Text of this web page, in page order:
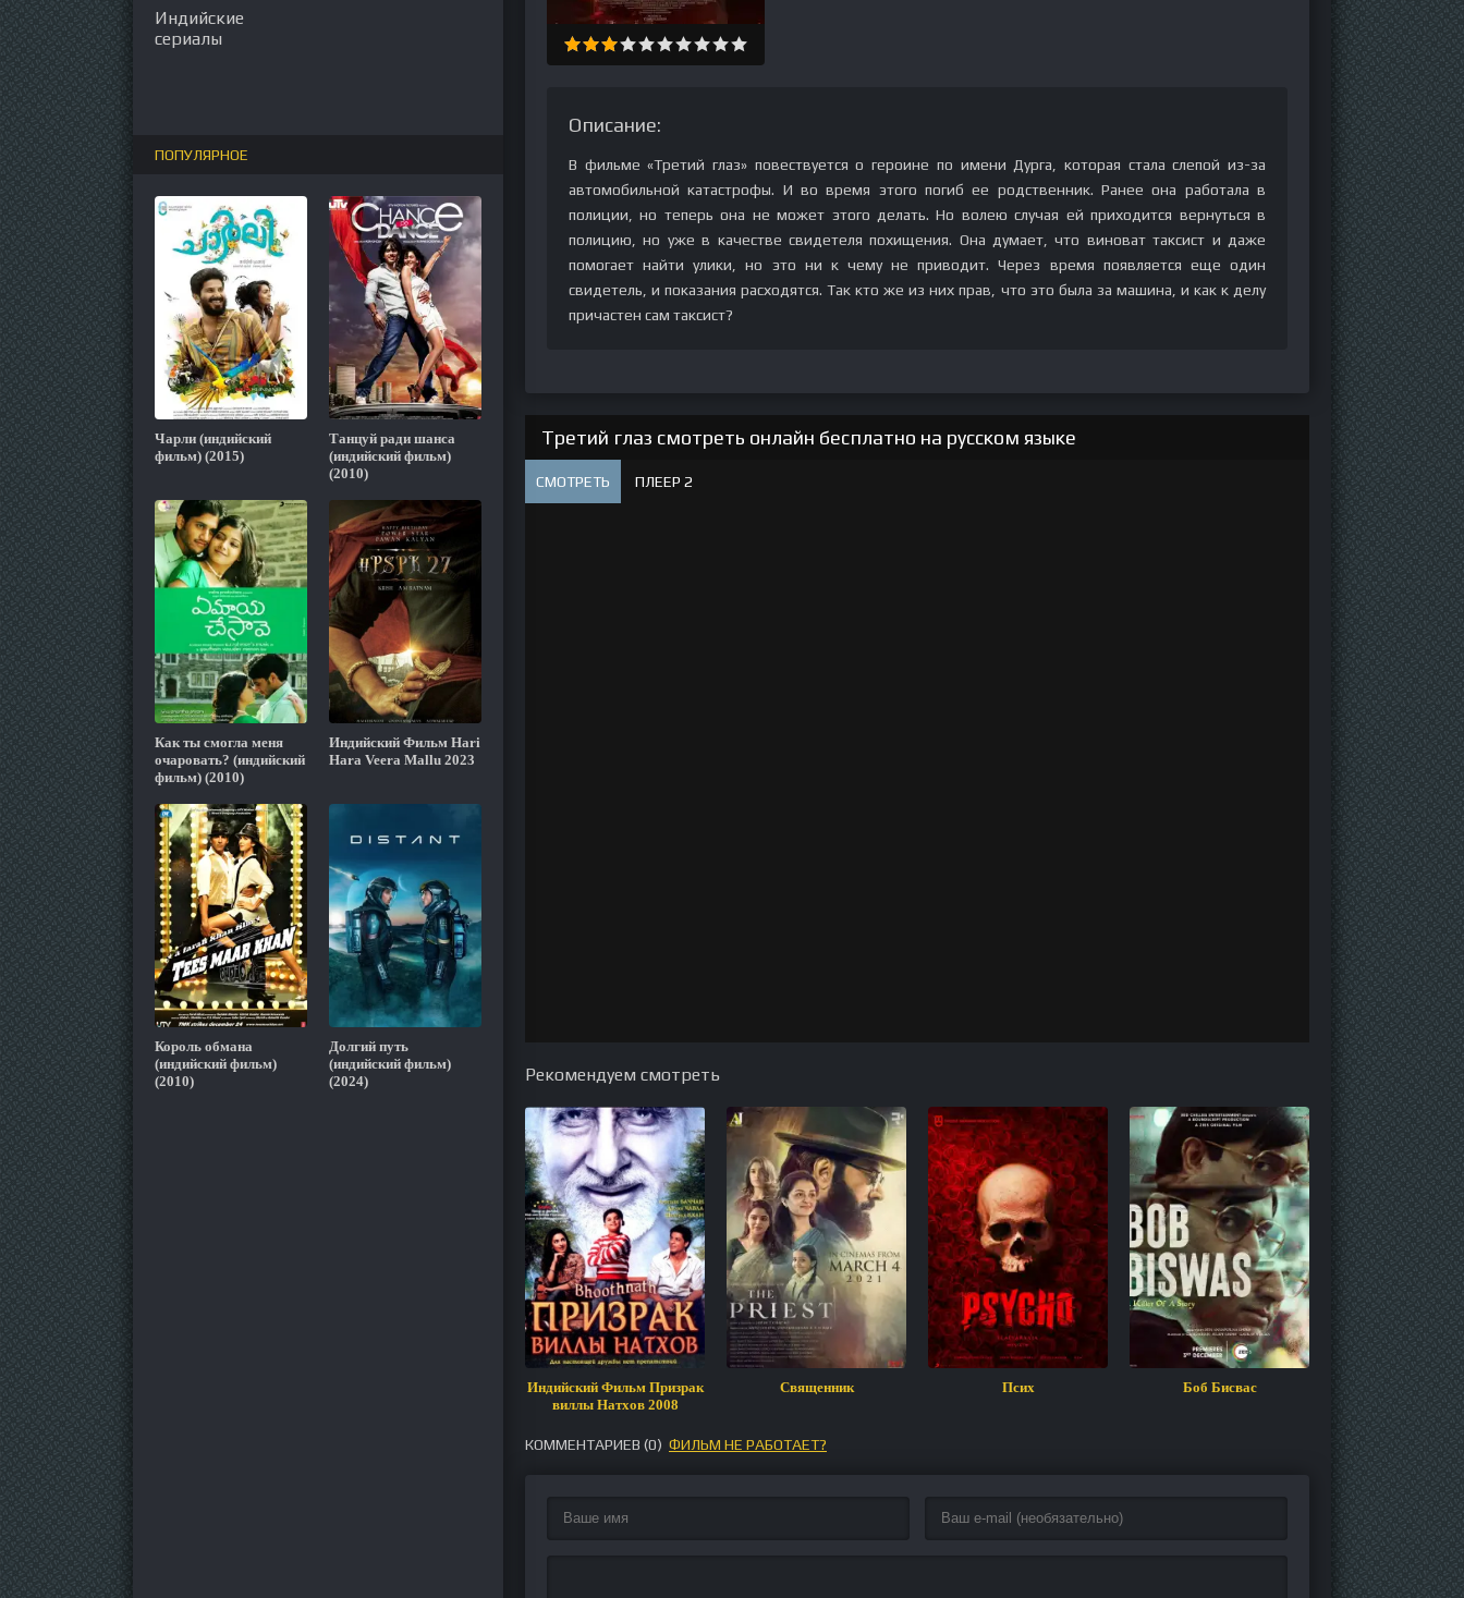
Описание:
В фильме «Третий глаз» повествуется о героине по имени Дурга, которая стала слепой из-за
автомобильной катастрофы. И во время этого погиб ее родственник. Ранее она работала в
полиции, но теперь она не может этого делать. Но волею случая ей приходится вернуться в
полицию, но уже в качестве свидетеля похищения. Она думает, что виноват таксист и даже
помогает найти улики, но это ни к чему не приводит. Через время появляется еще один
свидетель, и показания расходятся. Так кто же из них прав, что это была за машина, и как к делу
причастен сам таксист?
Третий глаз смотреть онлайн бесплатно на русском языке
СМОТРЕТЬ ПЛЕЕР 2
Рекомендуем смотреть
Индийский Фильм Призрак
виллы Натхов 2008
Священник Псих Боб Бисвас Зачистка
КОММЕНТАРИЕВ (0) ФИЛЬМ НЕ РАБОТАЕТ?
Индийские
сериалы
ПОПУЛЯРНОЕ
Чарли (индийский
фильм) (2015)
Танцуй ради шанса
(индийский фильм)
(2010)
Как ты смогла меня
очаровать? (индийский
фильм) (2010)
Индийский Фильм Hari
Hara Veera Mallu 2023
Король обмана
(индийский фильм)
(2010)
Долгий путь
(индийский фильм)
(2024)